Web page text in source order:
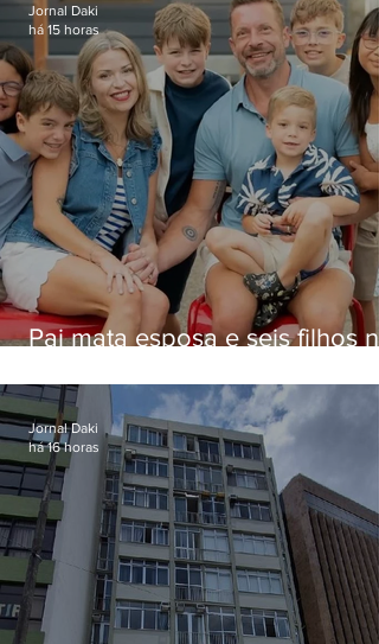
Pai mata esposa e seis filhos
Jornal Daki
há 15 horas
Jornal Daki
há 16 horas